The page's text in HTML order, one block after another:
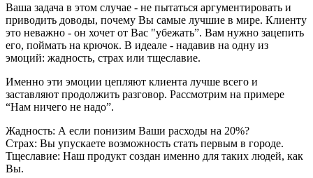
Ваша задача в этом случае - не пытаться аргументировать и
приводить доводы, почему Вы самые лучшие в мире. Клиенту
это неважно - он хочет от Вас "убежать”. Вам нужно зацепить
его, поймать на крючок. В идеале - надавив на одну из
эмоций: жадность, страх или тщеславие.
Именно эти эмоции цепляют клиента лучше всего и
заставляют продолжить разговор. Рассмотрим на примере
“Нам ничего не надо”.
Жадность: А если понизим Ваши расходы на 20%?
Страх: Вы упускаете возможность стать первым в городе.
Тщеславие: Наш продукт создан именно для таких людей, как
Вы.